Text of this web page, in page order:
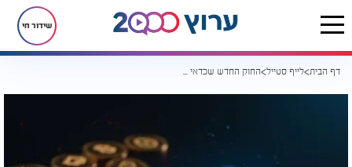
שידור חי
דף הבית לייף סטייל החוק החדש שכדאי להכניס לארון לפני הקנייה הבאה